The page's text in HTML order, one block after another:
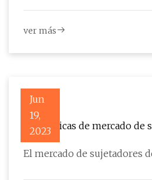
ver más
Jun
19,
2023
Estadísticas de mercado
jugadores clave, impulsores
El mercado de sujetadores